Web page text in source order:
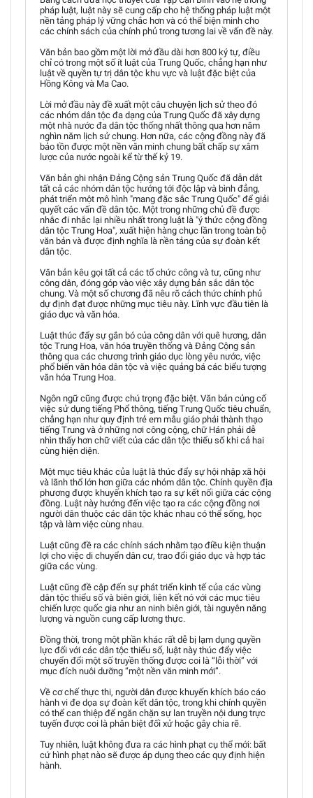
pháp luật, luật này sẽ cung cấp cho hệ thống pháp luật một
nền tảng pháp lý vững chắc hơn và có thể biện minh cho
các chính sách của chính phủ trong tương lai về vấn đề này.
Văn bản bao gồm một lời mở đầu dài hơn 800 ký tự, điều
chỉ có trong một số ít luật của Trung Quốc, chẳng hạn như
luật về quyền tự trị dân tộc khu vực và luật đặc biệt của
Hồng Kông và Ma Cao.
Lời mở đầu này đề xuất một câu chuyện lịch sử theo đó
các nhóm dân tộc đa dạng của Trung Quốc đã xây dựng
một nhà nước đa dân tộc thống nhất thông qua hơn năm
nghìn năm lịch sử chung. Hơn nữa, các cộng đồng này đã
bảo tồn được một nền văn minh chung bất chấp sự xâm
lược của nước ngoài kể từ thế kỷ 19.
Văn bản ghi nhận Đảng Cộng sản Trung Quốc đã dẫn dắt
tất cả các nhóm dân tộc hướng tới độc lập và bình đẳng,
phát triển một mô hình "mang đặc sắc Trung Quốc" để giải
quyết các vấn đề dân tộc. Một trong những chủ đề được
nhắc đi nhắc lại nhiều nhất trong luật là "ý thức cộng đồng
dân tộc Trung Hoa", xuất hiện hàng chục lần trong toàn bộ
văn bản và được định nghĩa là nền tảng của sự đoàn kết
dân tộc.
Văn bản kêu gọi tất cả các tổ chức công và tư, cũng như
công dân, đóng góp vào việc xây dựng bản sắc dân tộc
chung. Và một số chương đã nêu rõ cách thức chính phủ
dự định đạt được những mục tiêu này. Lĩnh vực đầu tiên là
giáo dục và văn hóa.
Luật thúc đẩy sự gắn bó của công dân với quê hương, dân
tộc Trung Hoa, văn hóa truyền thống và Đảng Cộng sản
thông qua các chương trình giáo dục lòng yêu nước, việc
phổ biến văn hóa dân tộc và việc quảng bá các biểu tượng
văn hóa Trung Hoa.
Ngôn ngữ cũng được chú trọng đặc biệt. Văn bản củng cố
việc sử dụng tiếng Phổ thông, tiếng Trung Quốc tiêu chuẩn,
chẳng hạn như quy định trẻ em mẫu giáo phải thành thạo
tiếng Trung và ở những nơi công cộng, chữ Hán phải dễ
nhìn thấy hơn chữ viết của các dân tộc thiểu số khi cả hai
cùng hiện diện.
Một mục tiêu khác của luật là thúc đẩy sự hội nhập xã hội
và lãnh thổ lớn hơn giữa các nhóm dân tộc. Chính quyền địa
phương được khuyến khích tạo ra sự kết nối giữa các cộng
đồng. Luật này hướng đến việc tạo ra các cộng đồng nơi
người dân thuộc các dân tộc khác nhau có thể sống, học
tập và làm việc cùng nhau.
Luật cũng đề ra các chính sách nhằm tạo điều kiện thuận
lợi cho việc di chuyển dân cư, trao đổi giáo dục và hợp tác
giữa các vùng.
Luật cũng đề cập đến sự phát triển kinh tế của các vùng
dân tộc thiểu số và biên giới, liên kết nó với các mục tiêu
chiến lược quốc gia như an ninh biên giới, tài nguyên năng
lượng và nguồn cung cấp lương thực.
Đồng thời, trong một phần khác rất dễ bị lạm dụng quyền
lực đối với các dân tộc thiểu số, luật này thúc đẩy việc
chuyển đổi một số truyền thống được coi là “lỗi thời” với
mục đích nuôi dưỡng “một nền văn minh mới”.
Về cơ chế thực thi, người dân được khuyến khích báo cáo
hành vi đe dọa sự đoàn kết dân tộc, trong khi chính quyền
có thể can thiệp để ngăn chặn sự lan truyền nội dung trực
tuyến được coi là phân biệt đối xử hoặc gây chia rẽ.
Tuy nhiên, luật không đưa ra các hình phạt cụ thể mới: bất
cứ hình phạt nào sẽ được áp dụng theo các quy định hiện
hành.